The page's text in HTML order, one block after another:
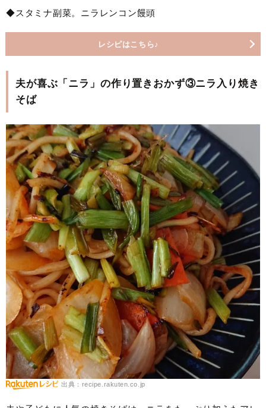
◆スタミナ副菜。ニラレンコン饅頭
レシピはこちら♪
夫が喜ぶ「ニラ」の作り置きおかず③ニラ入り焼き
そば
出典：recipe.rakuten.co.jp